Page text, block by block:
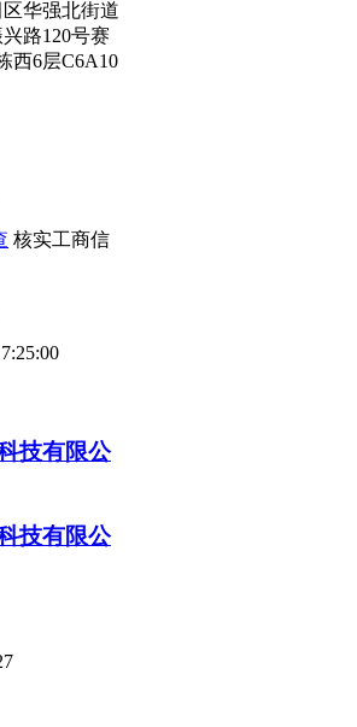
华强北街道
路120号赛
西6层C6A10
核实工商信
技有限公
技有限公